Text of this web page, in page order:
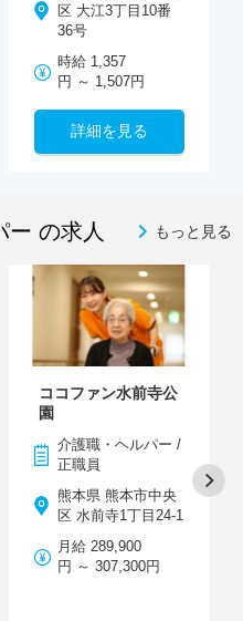
区 大江3丁目10番
36号
時給 1,357
円 ～ 1,507円
詳細を見る
ー の求人 もっと見る
ココファン水前寺公
園
介護職・ヘルパー /
正職員
熊本県 熊本市中央
区 水前寺1丁目24-1
月給 289,900
円 ～ 307,300円